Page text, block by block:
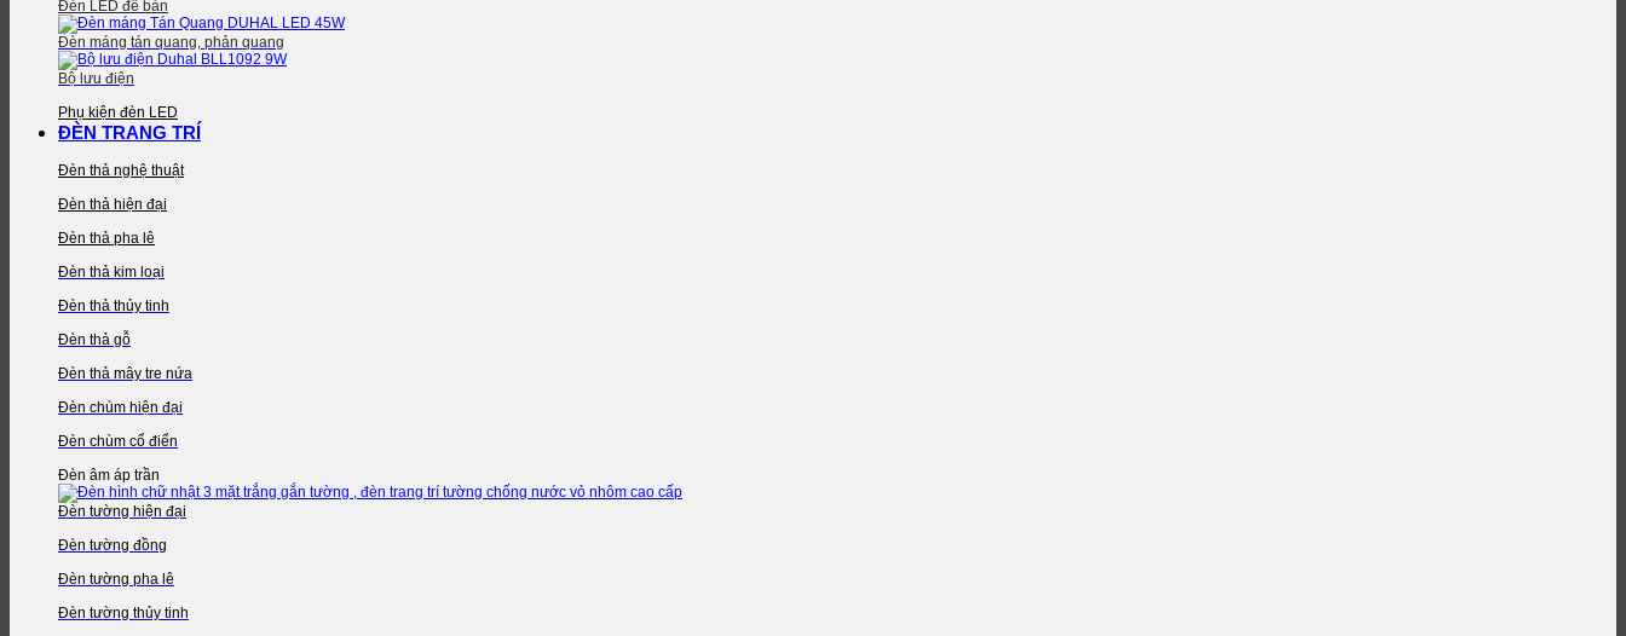
Đèn LED để bàn
Đèn máng tán quang, phản quang
Bộ lưu điện
Phụ kiện đèn LED
ĐÈN TRANG TRÍ
Đèn thả nghệ thuật
Đèn thả hiện đại
Đèn thả pha lê
Đèn thả kim loại
Đèn thả thủy tinh
Đèn thả gỗ
Đèn thả mây tre nứa
Đèn chùm hiện đại
Đèn chùm cổ điển
Đèn âm áp trần
Đèn tường hiện đại
Đèn tường đồng
Đèn tường pha lê
Đèn tường thủy tinh